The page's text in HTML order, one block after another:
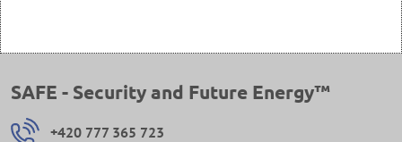
SAFE - Security and Future Energy™
+420 777 365 723